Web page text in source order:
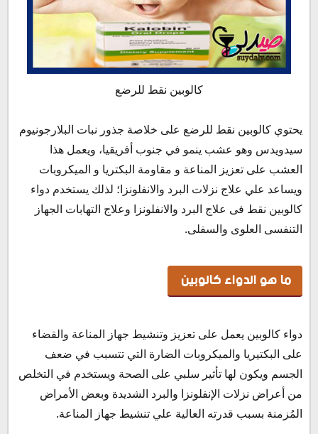
كالوبين نقط للرضع
يحتوي كالوبين نقط للرضع على خلاصة جذور نبات البلارجونيوم
سيدويدس وهو عشب ينمو في جنوب أفريقيا، ويعمل هذا
العشب على تعزيز المناعة و مقاومة البكتريا و الميكروبات
ويساعد علي علاج نزلات البرد والانفلونزا؛ لذلك يستخدم دواء
كالوبين نقط فى علاج البرد والانفلونزا وعلاج التهابات الجهاز
التنفسى العلوى والسفلى.
ما هو الدواء كالوبين
دواء كالوبين يعمل على تعزيز وتنشيط جهاز المناعة والقضاء
على البكتيريا والميكروبات الضارة التي تتسبب في ضعف
الجسم ويكون لها تأثير سلبي على الصحة ويستخدم في التخلص
من أعراض نزلات الإنفلونزا والبرد الشديدة وبعض الأمراض
المُزمنة بسبب قدرته العالية علي تنشيط جهاز المناعة.